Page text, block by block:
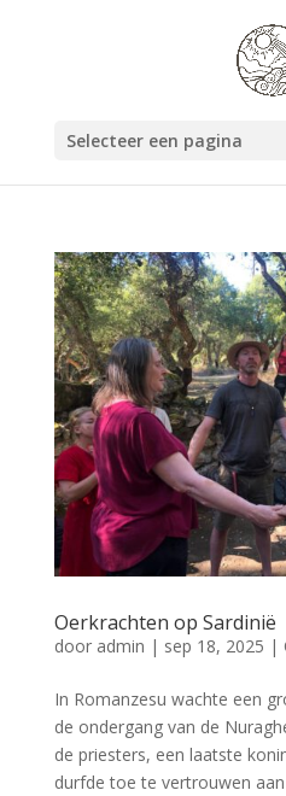
Selecteer een pagina
Oerkrachten op Sardinië
door admin | sep 18, 2025 |
In Romanzesu wachte een
de ondergang van de
de priesters, een laatste
durfde toe te vertrouwen